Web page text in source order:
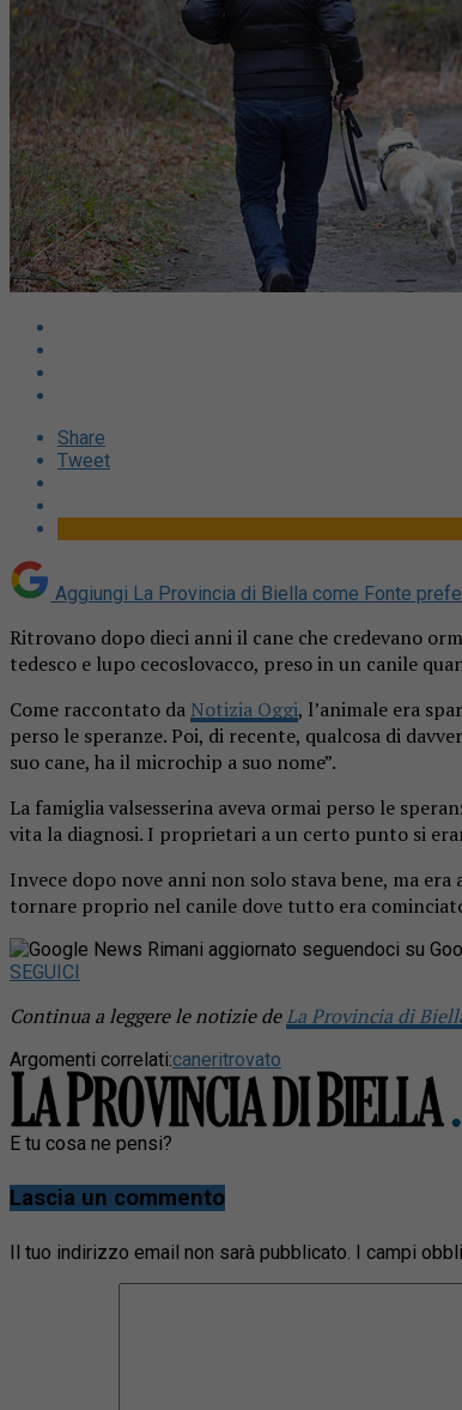
Share
Tweet
Aggiungi La Provincia di Biella come Fonte
Ritrovano dopo dieci anni il cane che credevano
tedesco e lupo cecoslovacco, preso in un canile
Come raccontato da Notizia Oggi, l’animale era
perso le speranze. Poi, di recente, qualcosa di
suo cane, ha il microchip a suo nome”.
La famiglia valsesserina aveva ormai perso le
vita la diagnosi. I proprietari a un certo punto si
Invece dopo nove anni non solo stava bene, ma
tornare proprio nel canile dove tutto era
Rimani aggiornato seguendoci su
SEGUICI
Continua a leggere le notizie deLa Provincia di
Argomenti correlati:caneritrovato
E tu cosa ne pensi?
Lascia un commento
Il tuo indirizzo email non sarà pubblicato. I campi